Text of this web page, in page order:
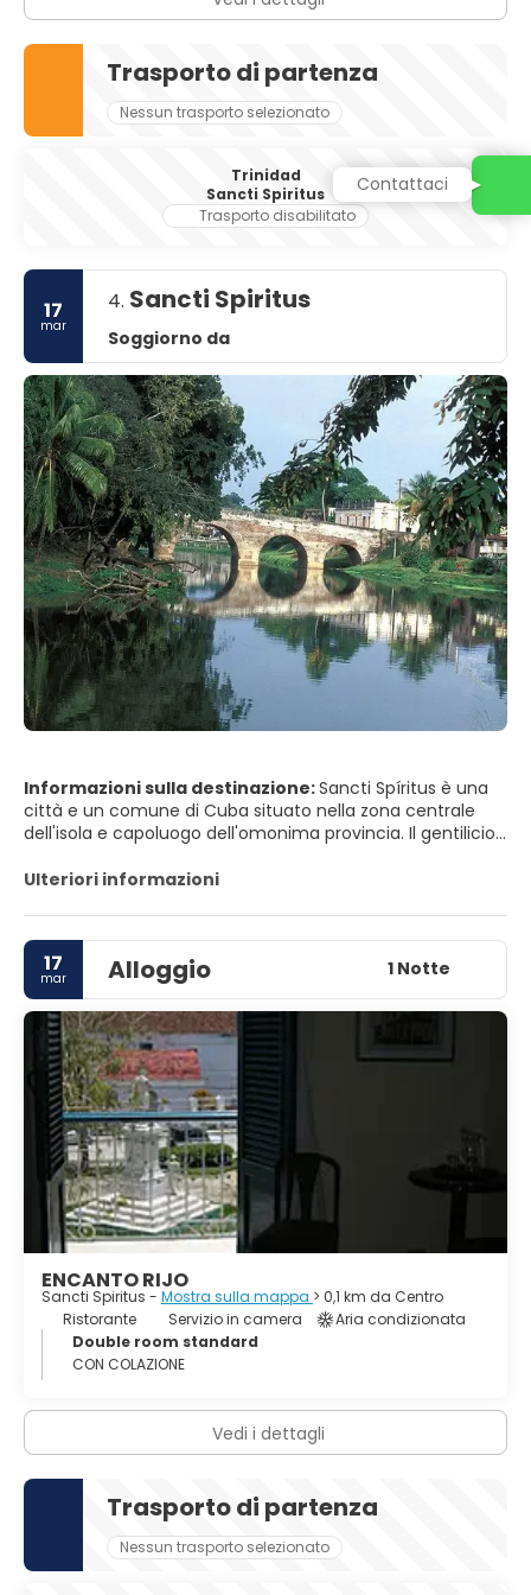
Trasporto di partenza
Nessun trasporto selezionato
Trinidad
Sancti Spiritus
Trasporto disabilitato
17
mar
4. Sancti Spiritus
Soggiorno da
Informazioni sulla destinazione:Sancti Spíritus è una
città e un comune di Cuba situato nella zona centrale
dell'isola e capoluogo dell'omonima provincia. Il gentilicio
"yayaberas" - "yayaberos".
Ulteriori informazioni
17
mar Alloggio 1 Notte
ENCANTO RIJO
Sancti Spiritus - Mostra sulla mappa > 0,1 km da Centro
Ristorante
Servizio in camera
Aria condizionata
Double room standard
CON COLAZIONE
Vedi i dettagli
Trasporto di partenza
Nessun trasporto selezionato
Contattaci